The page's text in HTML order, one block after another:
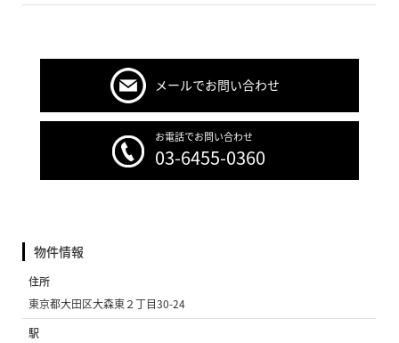
メールでお問い合わせ
お電話でお問い合わせ
03-6455-0360
物件情報
住所
東京都大田区大森東２丁目30-24
駅